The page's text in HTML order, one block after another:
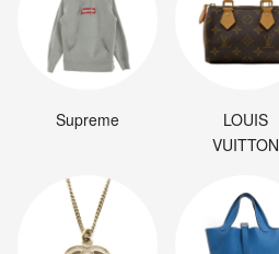
Supreme
LOUIS
VUITTON